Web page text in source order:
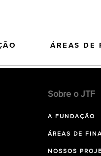
ÁREAS DE
Sobre o JTF
A FUNDAÇÃO
ÁREAS DE
NOSSOS